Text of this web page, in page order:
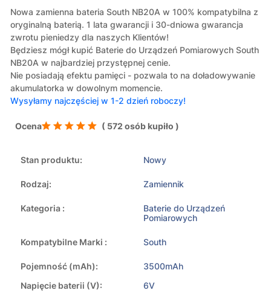
Nowa zamienna bateria South NB20A w 100% kompatybilna z
oryginalną baterią. 1 lata gwarancji i 30-dniowa gwarancja
zwrotu pieniedzy dla naszych Klientów!
Będziesz mógł kupić Baterie do Urządzeń Pomiarowych South
NB20A w najbardziej przystępnej cenie.
Nie posiadają efektu pamięci - pozwala to na doładowywanie
akumulatorka w dowolnym momencie.
Wysyłamy najczęściej w 1-2 dzień roboczy!
Ocena ( 572 osób kupiło )
Stan produktu: Nowy
Rodzaj: Zamiennik
Kategoria :
Baterie do Urządzeń
Pomiarowych
Kompatybilne Marki : South
Pojemność (mAh):
3500mAh
Napięcie baterii (V):
6V